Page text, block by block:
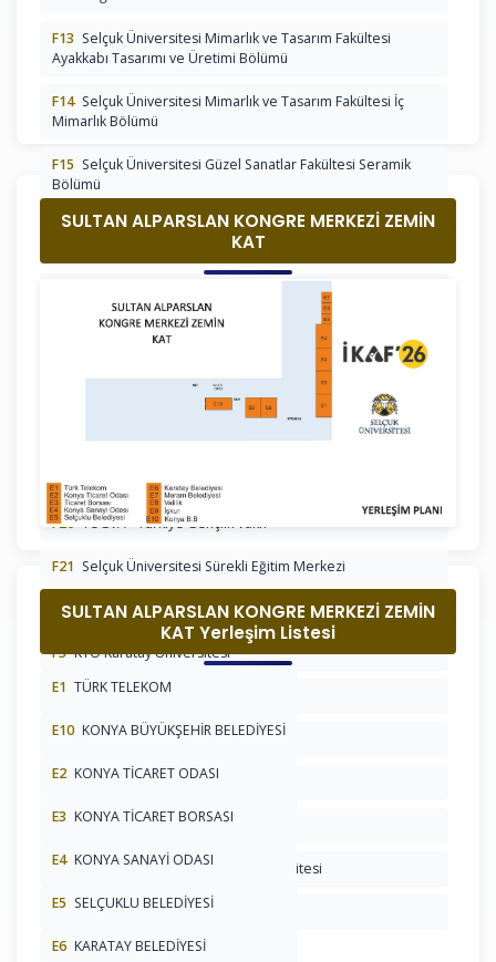
F13 Selçuk Üniversitesi Mimarlık ve Tasarım Fakültesi
Ayakkabı Tasarımı ve Üretimi Bölümü
F14 Selçuk Üniversitesi Mimarlık ve Tasarım Fakültesi İç
Mimarlık Bölümü
F15 Selçuk Üniversitesi Güzel Sanatlar Fakültesi Seramik
Bölümü
F16 Selçuk Üniversitesi Güzel Sanatlar Fakültesi Resim
Selçuk Üniversitesi Güzel Sanatlar Fakültesi Heykel
Selçuk Üniversitesi Güzel Sanatlar Fakültesi Geleneksel
Selçuk Üniversitesi Güzel Sanatlar Fakültesi Çizgi Film ve
Animasyon
F2 Necmettin Erbakan Üniversitesi
F20 TÜGVA - Türkiye Gençlik Vakfı
F21 Selçuk Üniversitesi Sürekli Eğitim Merkezi
F22 Selçuk Üniversitesi Tıp Fakültesi
F3 KTO Karatay Üniversitesi
F4 Konya Teknik Üniversitesi
F5 Konya Gıda ve Tarım Üniversitesi
F6 Kırşehir Ahi Evran Üniveristesi
F7 Kırıkkale Üniversitesi
F8 Karamanoğlu Mehmet Bey Üniversitesi
F9 Kapadokya Üniversitesi
SULTAN ALPARSLAN KONGRE MERKEZİ ZEMİN
KAT
SULTAN ALPARSLAN KONGRE MERKEZİ ZEMİN
KAT Yerleşim Listesi
E1 TÜRK TELEKOM
E10 KONYA BÜYÜKŞEHİR BELEDİYESİ
E2 KONYA TİCARET ODASI
E3 KONYA TİCARET BORSASI
E4 KONYA SANAYİ ODASI
E5 SELÇUKLU BELEDİYESİ
E6 KARATAY BELEDİYESİ